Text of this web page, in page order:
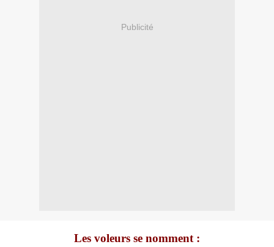
Publicité
Les voleurs se nomment :